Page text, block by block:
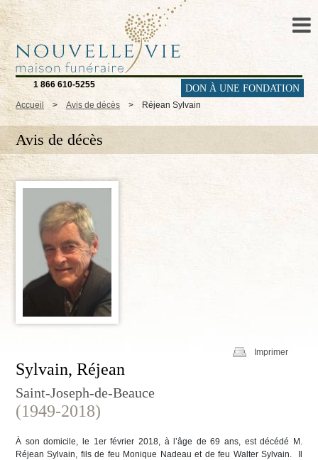
1 866 610-5255 DON À UNE FONDATION
Accueil > Avis de décès > Réjean Sylvain
Avis de décès
Imprimer
Sylvain, Réjean
Saint-Joseph-de-Beauce
(1949-2018)
À son domicile, le 1er février 2018, à l’âge de 69 ans, est décédé M.
Réjean Sylvain, fils de feu Monique Nadeau et de feu Walter Sylvain. Il